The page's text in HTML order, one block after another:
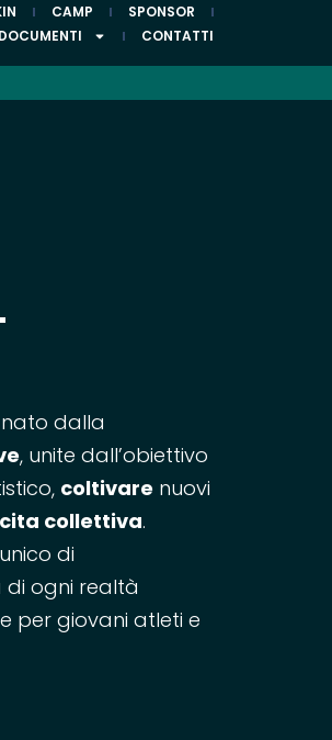
CAMP
SPONSOR
DOCUMENTI
CONTATTI
nato dalla
, unite dall’obiettivo
coltivare nuovi
collettiva.
di
di ogni realtà
per giovani atleti e